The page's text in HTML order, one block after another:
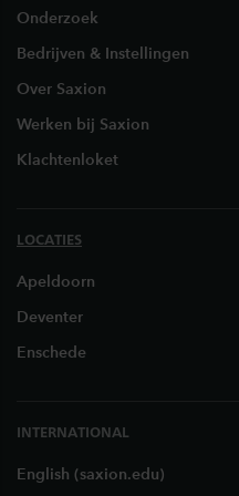
Onderzoek
Bedrijven & Instellingen
Over Saxion
Werken bij Saxion
Klachtenloket
LOCATIES
Apeldoorn
Deventer
Enschede
INTERNATIONAL
English (saxion.edu)